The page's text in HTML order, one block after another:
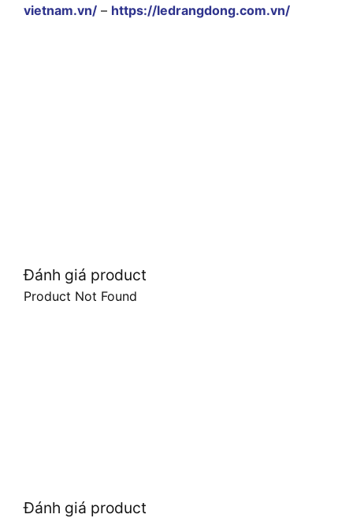
vietnam.vn/ – https://ledrangdong.com.vn/
Đánh giá product
Product Not Found
Đánh giá product